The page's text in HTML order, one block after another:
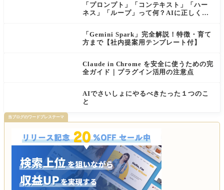
「プロンプト」「コンテキスト」「ハー
ネス」「ループ」って何？AIに正しく伝
「Gemini Spark」完全解説！特徴・育て
方まで【社内提案用テンプレート付】
Claude in Chrome を安全に使うための完
全ガイド｜プラグイン活用の注意点
AIでさいしょにやるべきたった１つのこ
と
当ブログのワードプレステーマ